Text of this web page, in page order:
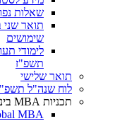
שאלות
תואר שני
שימושים
לימודי
תשפ"ז
תואר שלישי
לוח שנה"ל
תכניות MBA בינלאומיות
MBA